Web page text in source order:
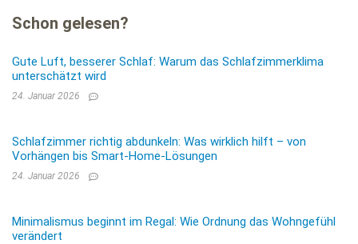
Schon gelesen?
Gute Luft, besserer Schlaf: Warum das Schlafzimmerklima
unterschätzt wird
24. Januar 2026
Schlafzimmer richtig abdunkeln: Was wirklich hilft – von
Vorhängen bis Smart-Home-Lösungen
24. Januar 2026
Minimalismus beginnt im Regal: Wie Ordnung das Wohngefühl
verändert